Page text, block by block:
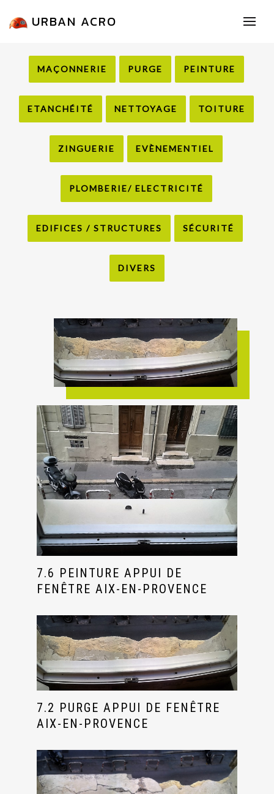
URBAN ACRO
MAÇONNERIE PURGE PEINTURE
ETANCHÉITÉ NETTOYAGE TOITURE
ZINGUERIE EVÈNEMENTIEL
PLOMBERIE/ ELECTRICITÉ
EDIFICES / STRUCTURES SÉCURITÉ
DIVERS
7.6 PEINTURE APPUI DE
FENÊTRE AIX-EN-PROVENCE
7.2 PURGE APPUI DE FENÊTRE
AIX-EN-PROVENCE